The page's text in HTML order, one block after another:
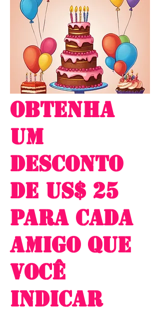
Obtenha
um
desconto
de US$ 25
para cada
amigo que
você
indicar